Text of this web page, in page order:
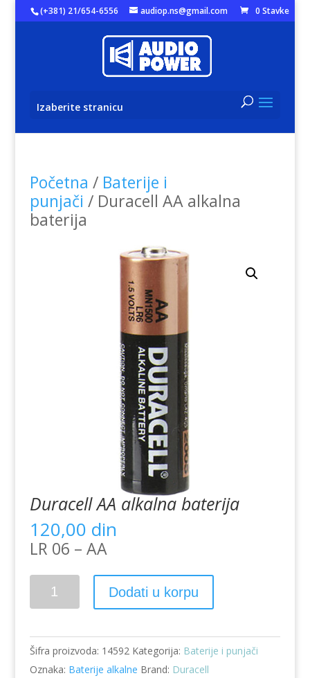
(+381) 21/654-6556 audiop.ns@gmail.com 0 Stavke
Izaberite stranicu
Početna / Baterije i
punjači / Duracell AA alkalna
baterija
Duracell AA alkalna baterija
120,00 din
LR 06 – AA
Duracell
AA
baterija
količina
Dodati u korpu
Šifra proizvoda: 14592 Kategorija: Baterije i punjači
Oznaka: Baterije alkalne Brand: Duracell